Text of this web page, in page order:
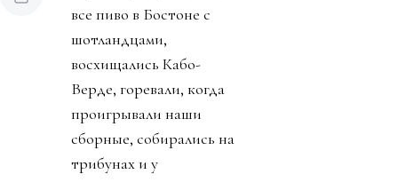
все пиво в Бостоне с
шотландцами,
восхищались Кабо-
Верде, горевали, когда
проигрывали наши
сборные, собирались на
трибунах и у